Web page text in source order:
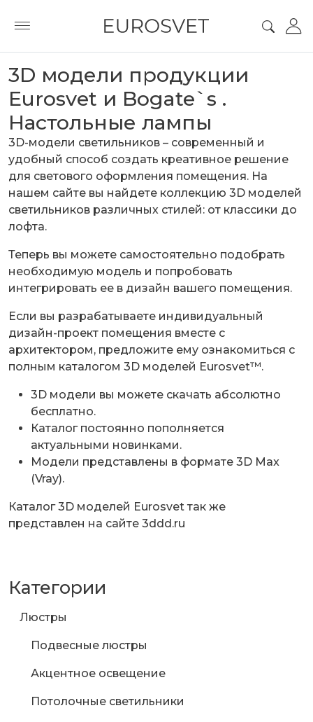
3D модели продукции
Eurosvet и Bogate`s .
Настольные лампы
3D-модели светильников – современный и
удобный способ создать креативное решение
для светового оформления помещения. На
нашем сайте вы найдете коллекцию 3D моделей
светильников различных стилей: от классики до
лофта.
Теперь вы можете самостоятельно подобрать
необходимую модель и попробовать
интегрировать ее в дизайн вашего помещения.
Если вы разрабатываете индивидуальный
дизайн-проект помещения вместе с
архитектором, предложите ему ознакомиться с
полным каталогом 3D моделей Eurosvet™.
3D модели вы можете скачать абсолютно
бесплатно.
Каталог постоянно пополняется
актуальными новинками.
Модели представлены в формате 3D Max
(Vray).
Каталог 3D моделей Eurosvet так же
представлен на сайте 3ddd.ru
Категории
Люстры
Подвесные люстры
Акцентное освещение
Потолочные светильники